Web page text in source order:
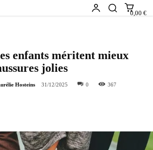
0,00 €
enfants méritent mieux
jolies
Hosteins 31/12/2025 0 367